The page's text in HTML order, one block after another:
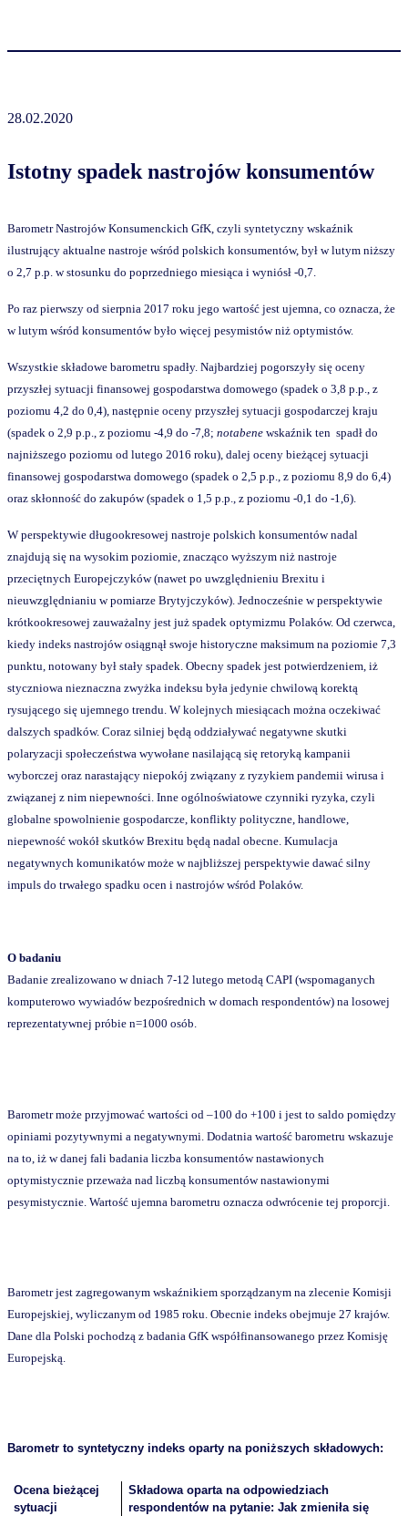
28.02.2020
Istotny spadek nastrojów konsumentów
Barometr Nastrojów Konsumenckich GfK, czyli syntetyczny wskaźnik
ilustrujący aktualne nastroje wśród polskich konsumentów, był w lutym niższy
o 2,7 p.p. w stosunku do poprzedniego miesiąca i wyniósł -0,7.
Po raz pierwszy od sierpnia 2017 roku jego wartość jest ujemna, co oznacza, że
w lutym wśród konsumentów było więcej pesymistów niż optymistów.
Wszystkie składowe barometru spadły. Najbardziej pogorszyły się oceny
przyszłej sytuacji finansowej gospodarstwa domowego (spadek o 3,8 p.p., z
poziomu 4,2 do 0,4), następnie oceny przyszłej sytuacji gospodarczej kraju
(spadek o 2,9 p.p., z poziomu -4,9 do -7,8; notabene wskaźnik ten spadł do
najniższego poziomu od lutego 2016 roku), dalej oceny bieżącej sytuacji
finansowej gospodarstwa domowego (spadek o 2,5 p.p., z poziomu 8,9 do 6,4)
oraz skłonność do zakupów (spadek o 1,5 p.p., z poziomu -0,1 do -1,6).
W perspektywie długookresowej nastroje polskich konsumentów nadal
znajdują się na wysokim poziomie, znacząco wyższym niż nastroje
przeciętnych Europejczyków (nawet po uwzględnieniu Brexitu i
nieuwzględnianiu w pomiarze Brytyjczyków). Jednocześnie w perspektywie
krótkookresowej zauważalny jest już spadek optymizmu Polaków. Od czerwca,
kiedy indeks nastrojów osiągnął swoje historyczne maksimum na poziomie 7,3
punktu, notowany był stały spadek. Obecny spadek jest potwierdzeniem, iż
styczniowa nieznaczna zwyżka indeksu była jedynie chwilową korektą
rysującego się ujemnego trendu. W kolejnych miesiącach można oczekiwać
dalszych spadków. Coraz silniej będą oddziaływać negatywne skutki
polaryzacji społeczeństwa wywołane nasilającą się retoryką kampanii
wyborczej oraz narastający niepokój związany z ryzykiem pandemii wirusa i
związanej z nim niepewności. Inne ogólnoświatowe czynniki ryzyka, czyli
globalne spowolnienie gospodarcze, konflikty polityczne, handlowe,
niepewność wokół skutków Brexitu będą nadal obecne. Kumulacja
negatywnych komunikatów może w najbliższej perspektywie dawać silny
impuls do trwałego spadku ocen i nastrojów wśród Polaków.
O badaniu
Badanie zrealizowano w dniach 7-12 lutego metodą CAPI (wspomaganych
komputerowo wywiadów bezpośrednich w domach respondentów) na losowej
reprezentatywnej próbie n=1000 osób.
Barometr może przyjmować wartości od –100 do +100 i jest to saldo pomiędzy
opiniami pozytywnymi a negatywnymi. Dodatnia wartość barometru wskazuje
na to, iż w danej fali badania liczba konsumentów nastawionych
optymistycznie przeważa nad liczbą konsumentów nastawionymi
pesymistycznie. Wartość ujemna barometru oznacza odwrócenie tej proporcji.
Barometr jest zagregowanym wskaźnikiem sporządzanym na zlecenie Komisji
Europejskiej, wyliczanym od 1985 roku. Obecnie indeks obejmuje 27 krajów.
Dane dla Polski pochodzą z badania GfK współfinansowanego przez Komisję
Europejską.
Barometr to syntetyczny indeks oparty na poniższych składowych:
Ocena bieżącej
sytuacji
Składowa oparta na odpowiedziach
respondentów na pytanie: Jak zmieniła się